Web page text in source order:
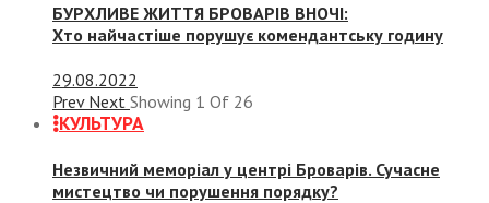
БУРХЛИВЕ ЖИТТЯ БРОВАРІВ ВНОЧІ:
Хто найчастіше порушує комендантську годину
29.08.2022
Prev Next Showing 1 Of 26
КУЛЬТУРА
Незвичний меморіал у центрі Броварів. Сучасне
мистецтво чи порушення порядку?